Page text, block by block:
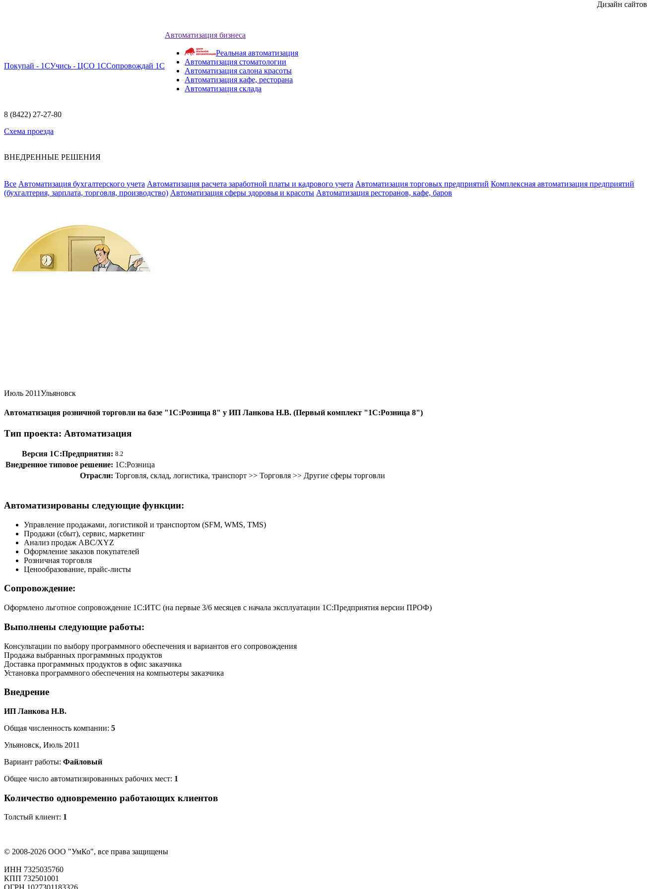
Покупай - 1СУчись - ЦСО 1ССопровождай 1С
Автоматизация бизнеса
Реальная автоматизация
Автоматизация стоматологии
Автоматизация салона красоты
Автоматизация кафе, ресторана
Автоматизация склада
8 (8422) 27-27-80
Схема проезда
ВНЕДРЕННЫЕ РЕШЕНИЯ
Все Автоматизация бухгалтерского учета Автоматизация расчета заработной платы и кадрового учета Автоматизация торговых предприятий Комплексная автоматизация предприятий
(бухгалтерия, зарплата, торговля, производство) Автоматизация сферы здоровья и красоты Автоматизация ресторанов, кафе, баров
Июль 2011Ульяновск
Автоматизация розничной торговли на базе "1С:Розница 8" у ИП Ланкова Н.В. (Первый комплект "1С:Розница 8")
Тип проекта: Автоматизация
Версия 1С:Предприятия: 8.2
Внедренное типовое решение: 1С:Розница
Отрасли: Торговля, склад, логистика, транспорт >> Торговля >> Другие сферы торговли
Автоматизированы следующие функции:
Управление продажами, логистикой и транспортом (SFM, WMS, TMS)
Продажи (сбыт), сервис, маркетинг
Анализ продаж ABC/XYZ
Оформление заказов покупателей
Розничная торговля
Ценообразование, прайс-листы
Сопровождение:
Оформлено льготное сопровождение 1С:ИТС (на первые 3/6 месяцев с начала эксплуатации 1С:Предприятия версии ПРОФ)
Выполнены следующие работы:
Консультации по выбору программного обеспечения и вариантов его сопровождения
Продажа выбранных программных продуктов
Доставка программных продуктов в офис заказчика
Установка программного обеспечения на компьютеры заказчика
Внедрение
ИП Ланкова Н.В.
Общая численность компании: 5
Ульяновск, Июль 2011
Вариант работы: Файловый
Общее число автоматизированных рабочих мест: 1
Количество одновременно работающих клиентов
Толстый клиент: 1
© 2008-2026 ООО "УмКо", все права защищены
ИНН 7325035760
КПП 732501001
Дизайн сайтов